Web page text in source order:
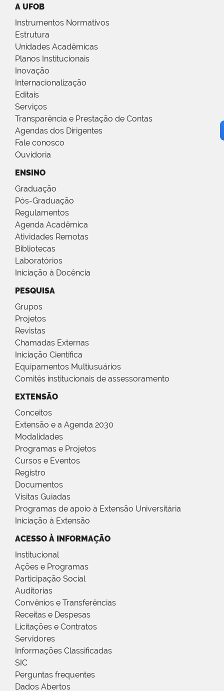
A UFOB
Instrumentos Normativos
Estrutura
Unidades Acadêmicas
Planos Institucionais
Inovação
Internacionalização
Editais
Serviços
Transparência e Prestação de Contas
Agendas dos Dirigentes
Fale conosco
Ouvidoria
ENSINO
Graduação
Pós-Graduação
Regulamentos
Agenda Acadêmica
Atividades Remotas
Bibliotecas
Laboratórios
Iniciação à Docência
PESQUISA
Grupos
Projetos
Revistas
Chamadas Externas
Iniciação Científica
Equipamentos Multiusuários
Comitês institucionais de assessoramento
EXTENSÃO
Conceitos
Extensão e a Agenda 2030
Modalidades
Programas e Projetos
Cursos e Eventos
Registro
Documentos
Visitas Guiadas
Programas de apoio à Extensão Universitária
Iniciação à Extensão
ACESSO À INFORMAÇÃO
Institucional
Ações e Programas
Participação Social
Auditorias
Convênios e Transferências
Receitas e Despesas
Licitações e Contratos
Servidores
Informações Classificadas
SIC
Perguntas frequentes
Dados Abertos